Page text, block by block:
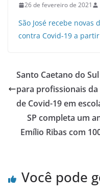
26 de fevereiro de 2021
São José recebe novas
contra Covid-19 a
Santo Caetano do
para profissionais da
de Covid-19 em
SP completa um
Emílio Ribas com
Você pode